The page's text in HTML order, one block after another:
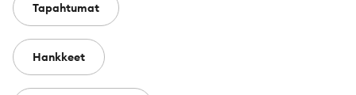
Tapahtumat
Hankkeet